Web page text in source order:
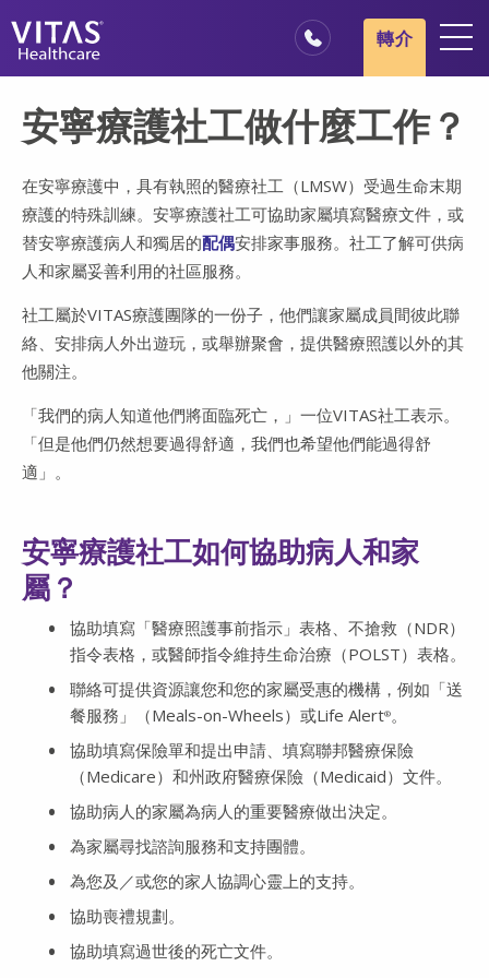
安寧療護基本概述
我們的服務
醫療服務專業人員
家庭與照顧者
轉介
安寧療護社工做什麼工作？
在安寧療護中，具有執照的醫療社工（LMSW）受過生命末期
療護的特殊訓練。安寧療護社工可協助家屬填寫醫療文件，或
替安寧療護病人和獨居的配偶安排家事服務。社工了解可供病
人和家屬妥善利用的社區服務。
社工屬於VITAS療護團隊的一份子，他們讓家屬成員間彼此聯
絡、安排病人外出遊玩，或舉辦聚會，提供醫療照護以外的其
他關注。
「我們的病人知道他們將面臨死亡，」一位VITAS社工表示。
「但是他們仍然想要過得舒適，我們也希望他們能過得舒
適」。
安寧療護社工如何協助病人和家
屬？
協助填寫「醫療照護事前指示」表格、不搶救（NDR）
指令表格，或醫師指令維持生命治療（POLST）表格。
聯絡可提供資源讓您和您的家屬受惠的機構，例如「送
餐服務」（Meals-on-Wheels）或Life Alert®。
協助填寫保險單和提出申請、填寫聯邦醫療保險
（Medicare）和州政府醫療保險（Medicaid）文件。
協助病人的家屬為病人的重要醫療做出決定。
為家屬尋找諮詢服務和支持團體。
為您及／或您的家人協調心靈上的支持。
協助喪禮規劃。
協助填寫過世後的死亡文件。